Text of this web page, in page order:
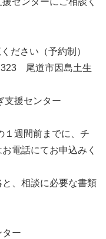
ださい（予約制）
尾道市因島土生
援センター
１週間前までに、チ
電話にてお申込みく
、相談に必要な書類
ター